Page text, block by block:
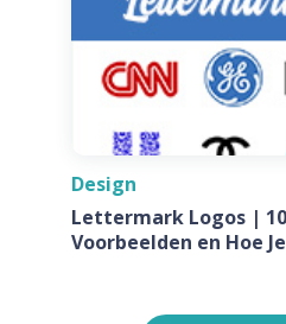
Design
Lettermark Logos |
Voorbeelden en Hoe